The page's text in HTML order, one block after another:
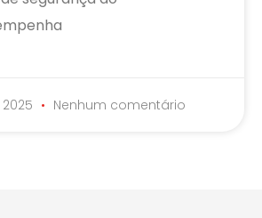
Nenhum comentário